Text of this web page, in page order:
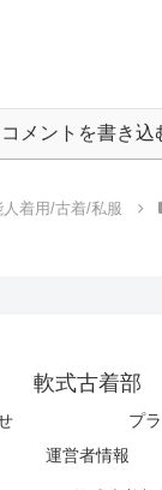
コメントを書き込
人着用/古着/私服
軟式古着部
プ
運営者情報